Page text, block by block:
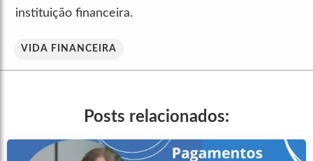
instituição financeira.
VIDA FINANCEIRA
Posts relacionados: